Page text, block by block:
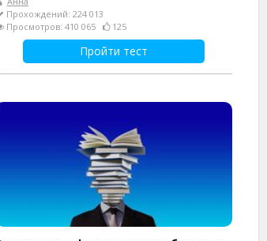
Прохождений: 224 013
Просмотров: 410 065
125
Пройти тест